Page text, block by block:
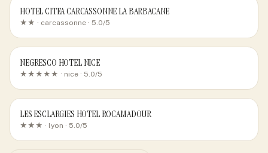
HOTEL CITEA CARCASSONNE LA BARBACANE
★★ · carcassonne · 5.0/5
NEGRESCO HOTEL NICE
★★★★★ · nice · 5.0/5
LES ESCLARGIES HOTEL ROCAMADOUR
★★★ · lyon · 5.0/5